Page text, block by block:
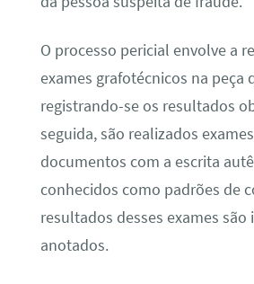
O processo pericial envolve a
exames grafotécnicos na peça
registrando-se os resultados
seguida, são realizados
documentos com a escrita
conhecidos como padrões de
resultados desses exames
anotados.